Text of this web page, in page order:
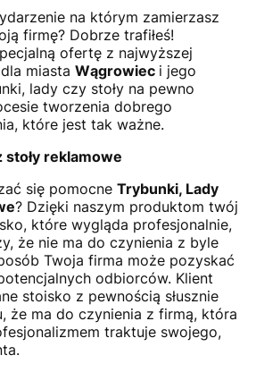
na którym zamierzasz
firmę? Dobrze trafiłeś!
ofertę z najwyższej
miasta Wągrowiec i jego
lady czy stoły na pewno
tworzenia dobrego
które jest tak ważne.
reklamowe
się pomocne Trybunki, Lady
? Dzięki naszym produktom twój
które wygląda profesjonalnie,
że nie ma do czynienia z byle
Twoja firma może pozyskać
odbiorców. Klient
stoisko z pewnością słusznie
że ma do czynienia z firmą, która
traktuje swojego,